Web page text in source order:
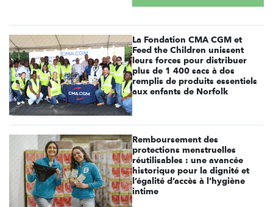
La Fondation CMA CGM et
Feed the Children unissent
leurs forces pour distribuer
plus de 1 400 sacs à dos
remplis de produits essentiels
aux enfants de Norfolk
Remboursement des
protections menstruelles
réutilisables : une avancée
historique pour la dignité et
l’égalité d’accès à l’hygiène
intime